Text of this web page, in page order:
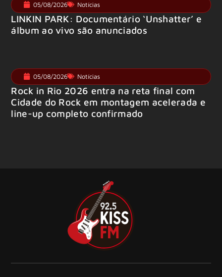
05/08/2026 Notícias
LINKIN PARK: Documentário ‘Unshatter’ e
álbum ao vivo são anunciados
05/08/2026 Notícias
Rock in Rio 2026 entra na reta final com
Cidade do Rock em montagem acelerada e
line-up completo confirmado